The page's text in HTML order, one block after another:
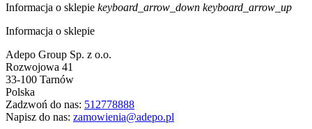
Informacja o sklepie keyboard_arrow_down keyboard_arrow_up
Informacja o sklepie
Adepo Group Sp. z o.o.
Rozwojowa 41
33-100 Tarnów
Polska
Zadzwoń do nas: 512778888
Napisz do nas: zamowienia@adepo.pl